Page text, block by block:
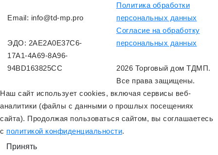
Email: info@td-mp.pro
ЭДО: 2AE2A0E37C6-
17A1-4A69-8A96-
94BD163825CC
Политика обработки
персональных данных
Согласие на обработку
персональных данных
2026 Торговый дом ТДМП.
Все права защищены.
Наш сайт использует cookies, включая сервисы веб-
аналитики (файлы с данными о прошлых посещениях
сайта). Продолжая пользоваться сайтом, вы соглашаетесь
с политикой конфиденциальности.
Принять